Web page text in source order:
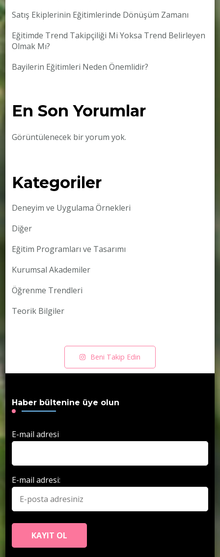
Satış Ekiplerinin Eğitimlerinde Dönüşüm Zamanı
Eğitimde Trend Takipçiliği Mi Yoksa Trend Belirleyen
Olmak Mı?
Bayilerin Eğitimleri Neden Önemlidir?
En Son Yorumlar
Görüntülenecek bir yorum yok.
Kategoriler
Deneyim ve Uygulama Örnekleri
Diğer
Eğitim Programları ve Tasarımı
Kurumsal Akademiler
Öğrenme Trendleri
Teorik Bilgiler
Beni Takip Edin
Haber bültenine üye olun
E-mail adresi
E-mail adresi: